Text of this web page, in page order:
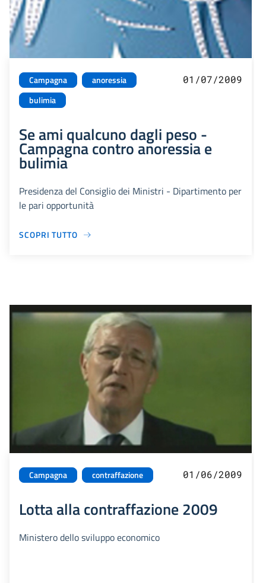
Campagna
anoressia
bulimia
01/07/2009
Se ami qualcuno dagli peso -
Campagna contro anoressia e
bulimia
Presidenza del Consiglio dei Ministri - Dipartimento per
le pari opportunità
SCOPRI TUTTO
Campagna contraffazione 01/06/2009
Lotta alla contraffazione 2009
Ministero dello sviluppo economico